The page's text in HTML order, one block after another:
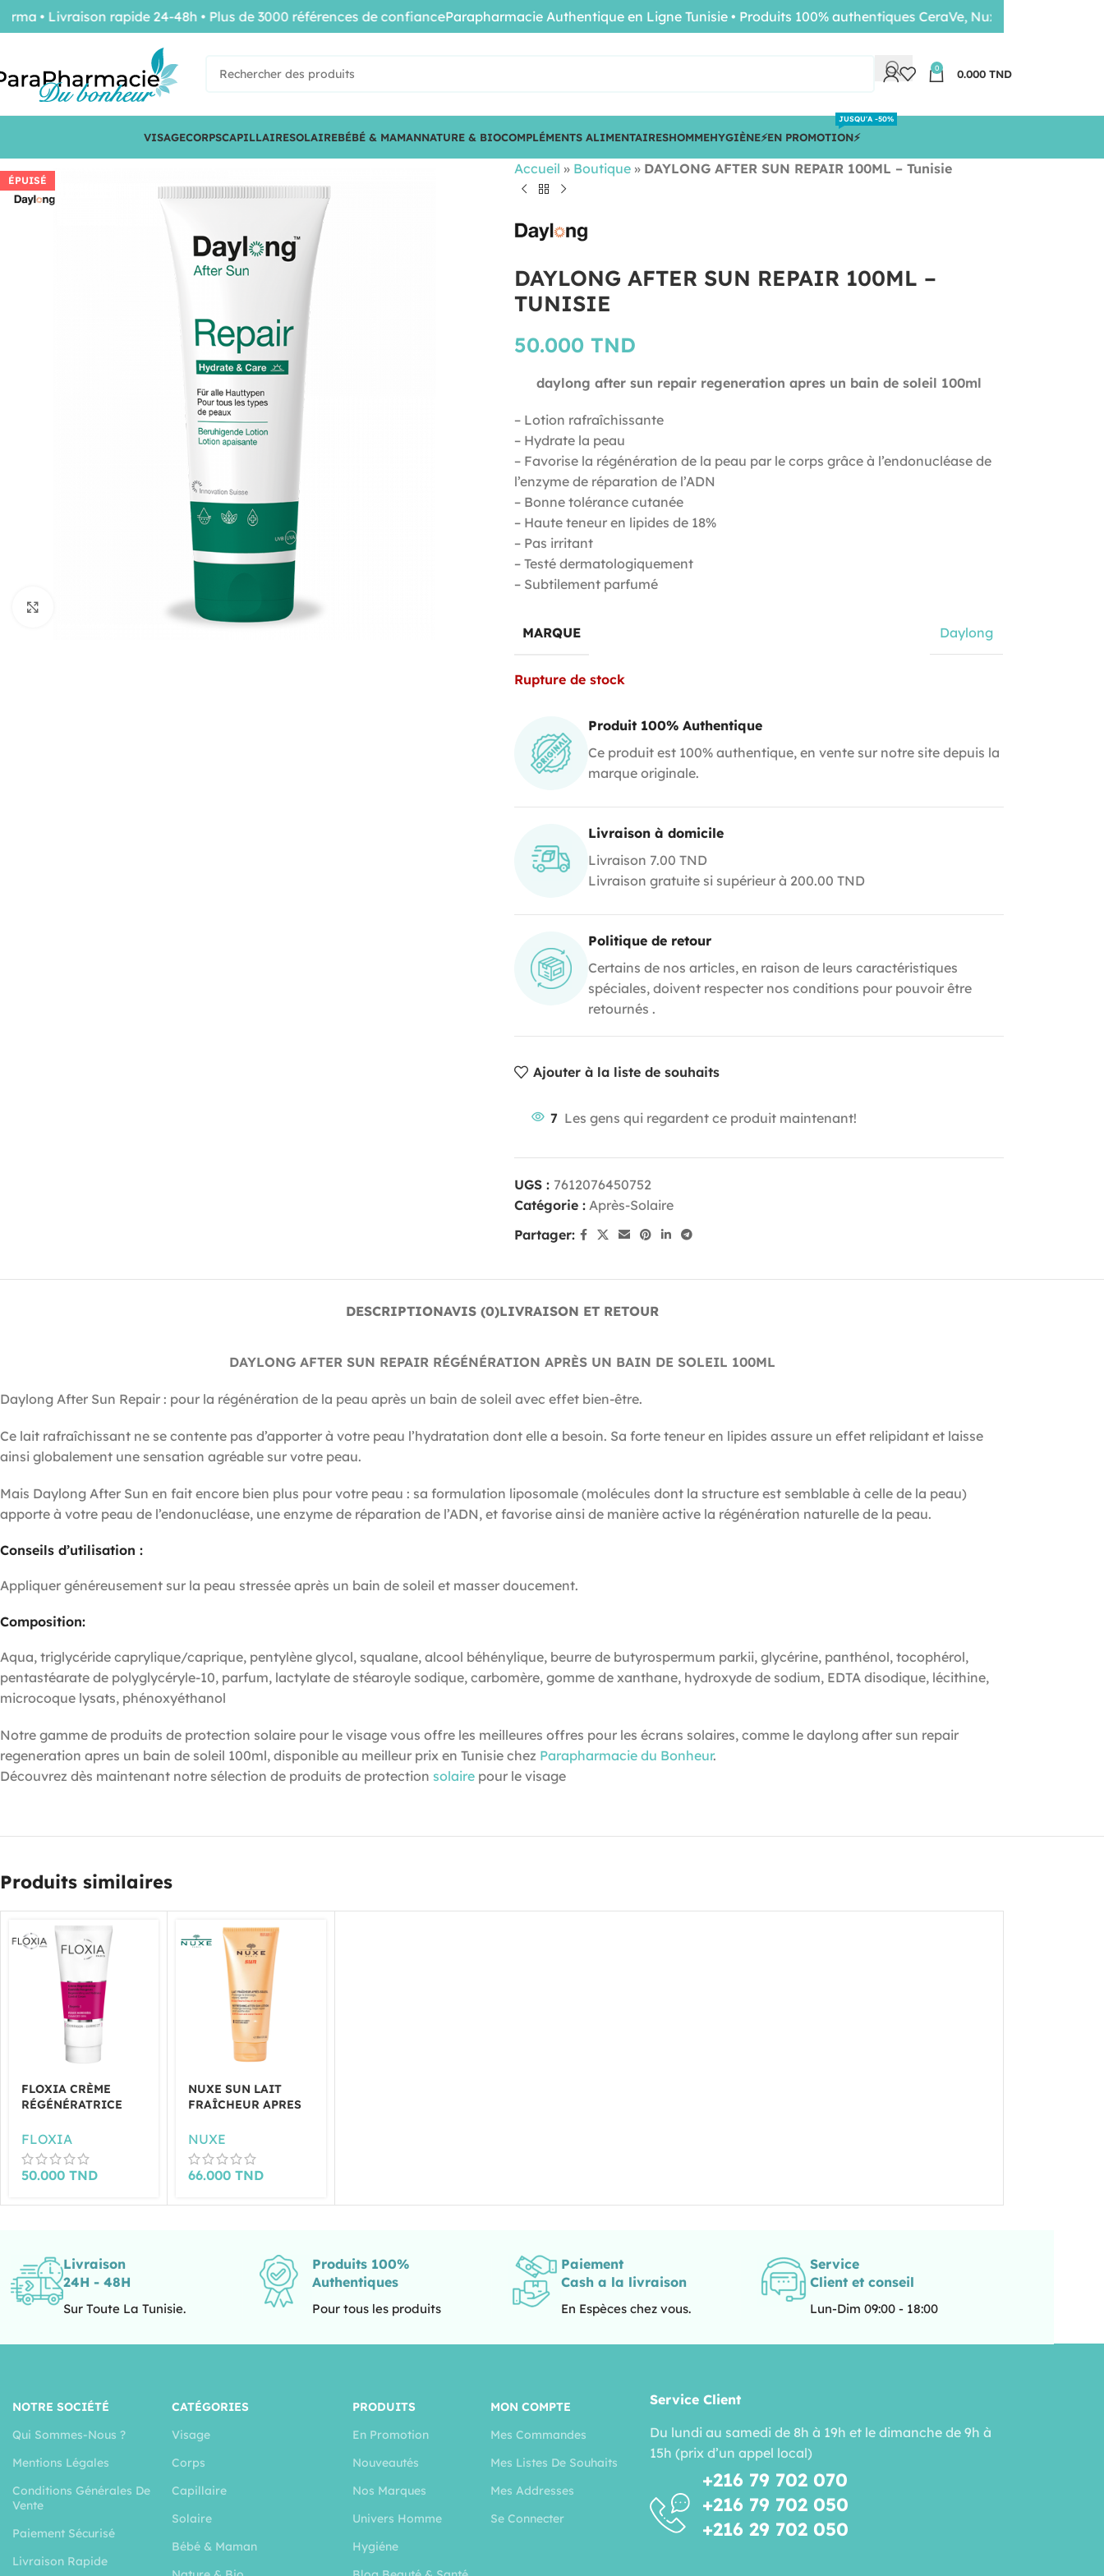
0 0.000 TND
VISAGECORPSCAPILLAIRESOLAIREBÉBÉ & MAMANNATURE & BIOCOMPLÉMENTS ALIMENTAIRESHOMMEHYGIÈNE⚡️EN PROMOTION⚡️
JUSQU'A -50%
ÉPUISÉ
Cliquez pour agrandir
Accueil » Boutique» DAYLONG AFTER SUN REPAIR 100ML – Tunisie
DAYLONG AFTER SUN REPAIR 100ML –
TUNISIE
50.000 TND
daylong after sun repair regeneration apres un bain de soleil 100ml
– Lotion rafraîchissante
– Hydrate la peau
– Favorise la régénération de la peau par le corps grâce à l’endonucléase de
l’enzyme de réparation de l’ADN
– Bonne tolérance cutanée
– Haute teneur en lipides de 18%
– Pas irritant
– Testé dermatologiquement
– Subtilement parfumé
MARQUE Daylong
Rupture de stock
Produit 100% Authentique
Ce produit est 100% authentique, en vente sur notre site depuis la
marque originale.
Livraison à domicile
Livraison 7.00 TND
Livraison gratuite si supérieur à 200.00 TND
Politique de retour
Certains de nos articles, en raison de leurs caractéristiques
spéciales, doivent respecter nos conditions pour pouvoir être
retournés .
Ajouter à la liste de souhaits
7 Les gens qui regardent ce produit maintenant!
UGS : 7612076450752
Catégorie : Après-Solaire
Partager:
DESCRIPTIONAVIS (0)LIVRAISON ET RETOUR
DAYLONG AFTER SUN REPAIR RÉGÉNÉRATION APRÈS UN BAIN DE SOLEIL 100ML
Daylong After Sun Repair : pour la régénération de la peau après un bain de soleil avec effet bien-être.
Ce lait rafraîchissant ne se contente pas d’apporter à votre peau l’hydratation dont elle a besoin. Sa forte teneur en lipides assure un effet relipidant et laisse
ainsi globalement une sensation agréable sur votre peau.
Mais Daylong After Sun en fait encore bien plus pour votre peau : sa formulation liposomale (molécules dont la structure est semblable à celle de la peau)
apporte à votre peau de l’endonucléase, une enzyme de réparation de l’ADN, et favorise ainsi de manière active la régénération naturelle de la peau.
Conseils d’utilisation :
Appliquer généreusement sur la peau stressée après un bain de soleil et masser doucement.
Composition:
Aqua, triglycéride caprylique/caprique, pentylène glycol, squalane, alcool béhénylique, beurre de butyrospermum parkii, glycérine, panthénol, tocophérol,
pentastéarate de polyglycéryle-10, parfum, lactylate de stéaroyle sodique, carbomère, gomme de xanthane, hydroxyde de sodium, EDTA disodique, lécithine,
microcoque lysats, phénoxyéthanol
Notre gamme de produits de protection solaire pour le visage vous offre les meilleures offres pour les écrans solaires, comme le daylong after sun repair
regeneration apres un bain de soleil 100ml, disponible au meilleur prix en Tunisie chez Parapharmacie du Bonheur.
Découvrez dès maintenant notre sélection de produits de protection solaire pour le visage
Produits similaires
FLOXIA CRÈME
RÉGÉNÉRATRICE
40ML
FLOXIA
50.000 TND
NUXE SUN LAIT
FRAÎCHEUR APRES
CORPS 200ML
NUXE
66.000TND
Livraison
24H - 48H
Sur Toute La Tunisie.
Produits 100%
Authentiques
Pour tous les produits
Paiement
Cash a la livraison
En Espèces chez vous.
Service
Client et conseil
Lun-Dim 09:00 - 18:00
NOTRE SOCIÉTÉ
Qui Sommes-Nous ?
Mentions Légales
Conditions Générales De
Vente
Paiement Sécurisé
Livraison Rapide
CATÉGORIES
Visage
Corps
Capillaire
Solaire
Bébé & Maman
PRODUITS
En Promotion
Nouveautés
Nos Marques
Univers Homme
Hygiéne
MON COMPTE
Mes Commandes
Mes Listes De Souhaits
Mes Addresses
Se Connecter
Service Client
Du lundi au samedi de 8h à 19h et le dimanche de 9h à
15h (prix d’un appel local)
+216 79 702 070
+216 79 702 050
+216 29 702 050
Livraison rapide 24-48h • Plus de 3000 références de confianceParapharmacie Authentique en Ligne Tunisie • Produits 100% authentiques CeraVe, Nuxe, Bioderma •